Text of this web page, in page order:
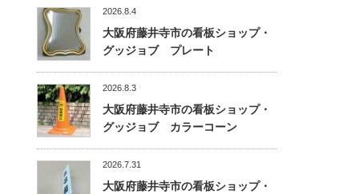
2026.8.4
大阪府藤井寺市の看板ショップ・
グッジョブ プレート
2026.8.3
大阪府藤井寺市の看板ショップ・
グッジョブ カラーコーン
2026.7.31
大阪府藤井寺市の看板ショップ・